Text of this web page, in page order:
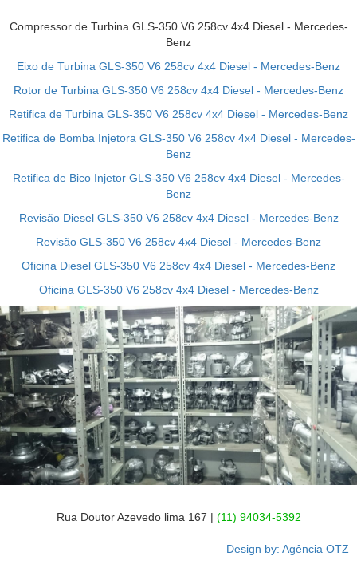
Compressor de Turbina GLS-350 V6 258cv 4x4 Diesel - Mercedes-
Benz
Eixo de Turbina GLS-350 V6 258cv 4x4 Diesel - Mercedes-Benz
Rotor de Turbina GLS-350 V6 258cv 4x4 Diesel - Mercedes-Benz
Retifica de Turbina GLS-350 V6 258cv 4x4 Diesel - Mercedes-Benz
Retifica de Bomba Injetora GLS-350 V6 258cv 4x4 Diesel - Mercedes-
Benz
Retifica de Bico Injetor GLS-350 V6 258cv 4x4 Diesel - Mercedes-
Benz
Revisão Diesel GLS-350 V6 258cv 4x4 Diesel - Mercedes-Benz
Revisão GLS-350 V6 258cv 4x4 Diesel - Mercedes-Benz
Oficina Diesel GLS-350 V6 258cv 4x4 Diesel - Mercedes-Benz
Oficina GLS-350 V6 258cv 4x4 Diesel - Mercedes-Benz
Rua Doutor Azevedo lima 167 | (11) 94034-5392
Design by: Agência OTZ